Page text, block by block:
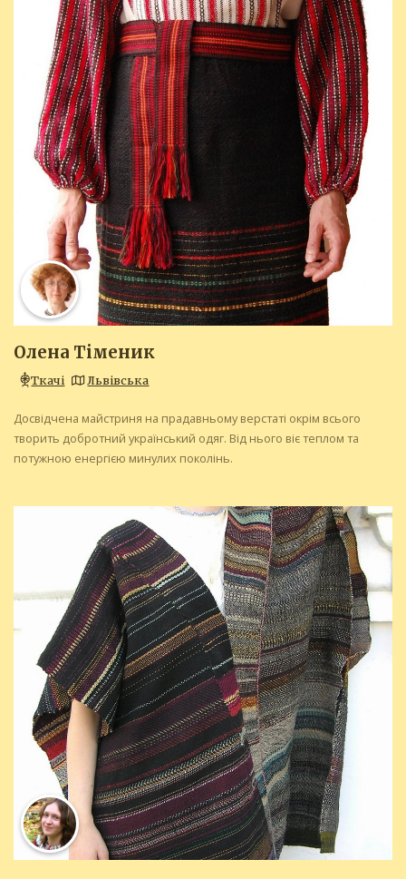
Олена Тіменик
Ткачі Львівська
Досвідчена майстриня на прадавньому верстаті окрім всього
творить добротний український одяг. Від нього віє теплом та
потужною енергією минулих поколінь.